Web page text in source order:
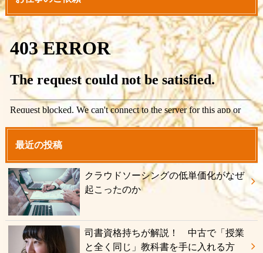
最近の投稿
クラウドソーシングの低単価化がなぜ
起こったのか
司書資格持ちが解説！ 中古で「授業
と全く同じ」教科書を手に入れる方